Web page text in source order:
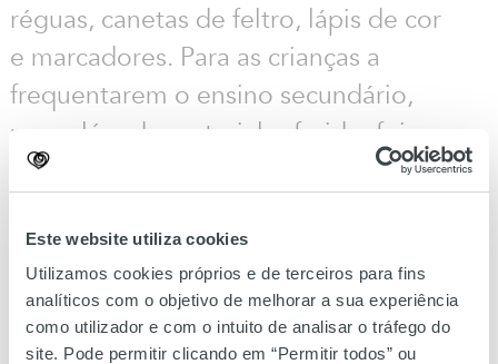
Este website utiliza cookies
Utilizamos cookies próprios e de terceiros para fins
analíticos com o objetivo de melhorar a sua experiência
como utilizador e com o intuito de analisar o tráfego do
site. Pode permitir clicando em “Permitir todos” ou
réguas, canetas de feltro, lápis de cor
e marcadores. Para as crianças a
frequentarem o ensino secundário,
para além do material referido, foi
ainda disponibilizado um saco para
outros.
O Amoreiras Shopping Center apoiou
aCasa da Estrela.